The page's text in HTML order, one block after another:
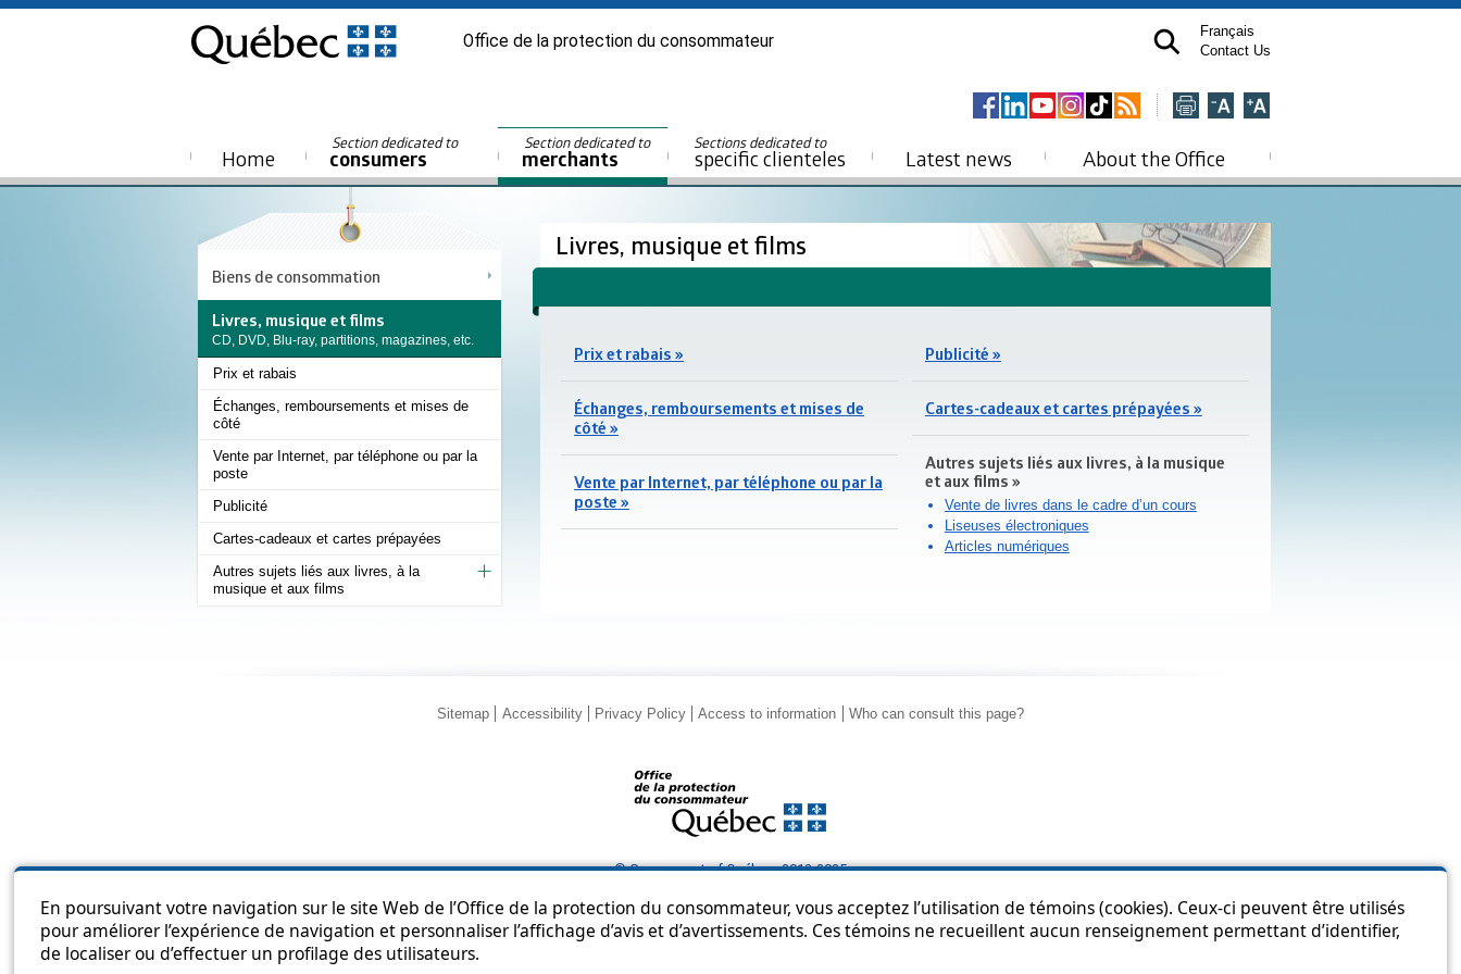
En poursuivant votre navigation sur le site Web de l’Office de la protection du consommateur, vous acceptez l’utilisation de témoins (cookies). Ceux-ci peuvent être utilisés
pour améliorer l’expérience de navigation et personnaliser l’affichage d’avis et d’avertissements. Ces témoins ne recueillent aucun renseignement permettant d’identifier,
de localiser ou d’effectuer un profilage des utilisateurs.
Office de la protection du consommateur
Français
Contact Us
Home
Section dedicated to
consumers
Section dedicated to
merchants
Sections dedicated to
specific clienteles Latest news About the Office
Biens de consommation
Livres, musique et films
CD, DVD, Blu-ray, partitions, magazines, etc.
Prix et rabais
Échanges, remboursements et mises de
côté
Vente par Internet, par téléphone ou par la
poste
Publicité
Cartes-cadeaux et cartes prépayées
Autres sujets liés aux livres, à la
musique et aux films
Livres, musique et films
Prix et rabais »
Échanges, remboursements et mises de
côté »
Vente par Internet, par téléphone ou par la
poste »
Publicité »
Cartes-cadeaux et cartes prépayées »
Autres sujets liés aux livres, à la musique
et aux films »
Vente de livres dans le cadre d’un cours
Liseuses électroniques
Articles numériques
Sitemap Accessibility Privacy Policy Access to information Who can consult this page?
© Government of Québec, 2013-2025